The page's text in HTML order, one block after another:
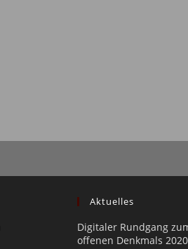
Aktuelles
Digitaler Rundgang
offenen Denkmals